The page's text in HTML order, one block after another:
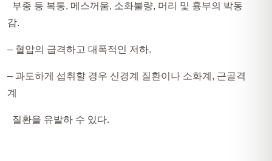
부종 등 복통, 메스꺼움, 소화불량, 머리 및 흉부의 박동
감.
– 혈압의 급격하고 대폭적인 저하.
– 과도하게 섭취할 경우 신경계 질환이나 소화계, 근골격
계
질환을 유발하 수 있다.